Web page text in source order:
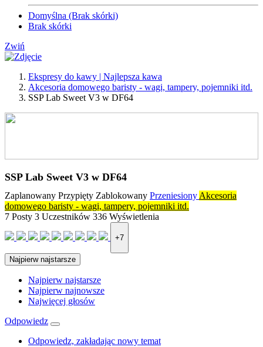
Domyślna (Brak skórki)
Brak skórki
Zwiń
Ekspresy do kawy | Najlepsza kawa
Akcesoria domowego baristy - wagi, tampery, pojemniki itd.
SSP Lab Sweet V3 w DF64
SSP Lab Sweet V3 w DF64
Zaplanowany Przypięty Zablokowany Przeniesiony Akcesoria
domowego baristy - wagi, tampery, pojemniki itd.
7 Posty 3 Uczestników 336 Wyświetlenia
+7
Najpierw najstarsze
Najpierw najstarsze
Najpierw najnowsze
Najwięcej głosów
Odpowiedz
Odpowiedz, zakładając nowy temat